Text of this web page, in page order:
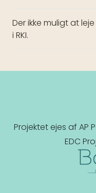
Der ikke muligt at
i RKI.
Projektet ejes af AP
EDC